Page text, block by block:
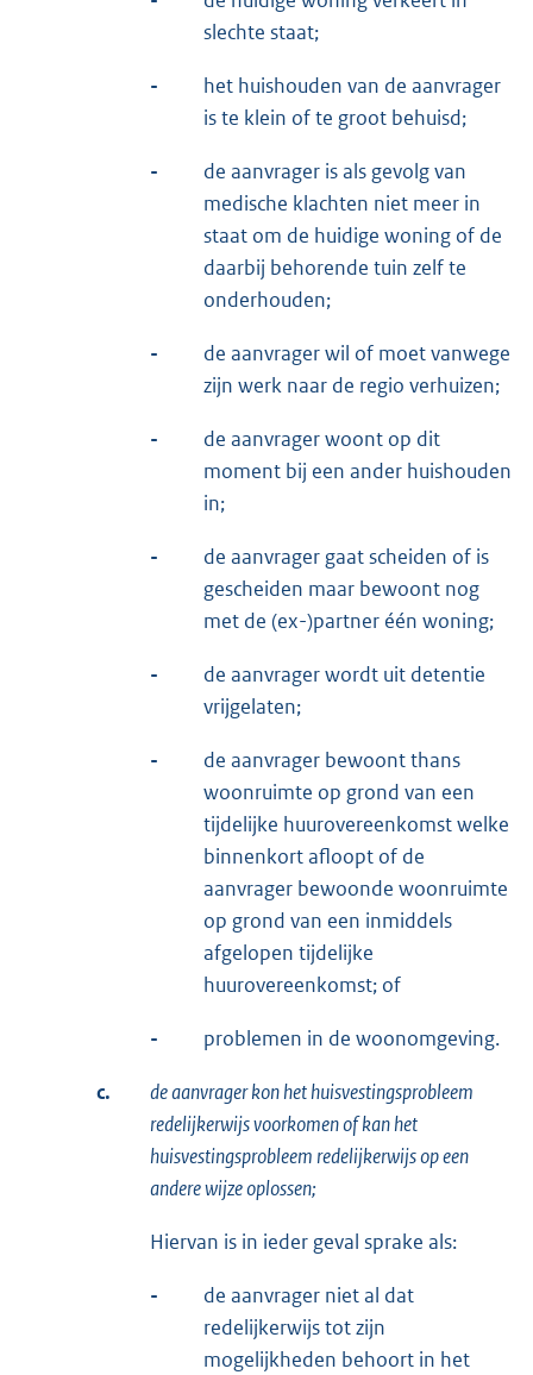
slechte staat;
-
het huishouden van de aanvrager
is te klein of te groot behuisd;
-
de aanvrager is als gevolg van
medische klachten niet meer in
staat om de huidige woning of de
daarbij behorende tuin zelf te
onderhouden;
-
de aanvrager wil of moet vanwege
zijn werk naar de regio verhuizen;
-
de aanvrager woont op dit
moment bij een ander huishouden
in;
-
de aanvrager gaat scheiden of is
gescheiden maar bewoont nog
met de (ex-)partner één woning;
-
de aanvrager wordt uit detentie
vrijgelaten;
-
de aanvrager bewoont thans
woonruimte op grond van een
tijdelijke huurovereenkomst welke
binnenkort afloopt of de
aanvrager bewoonde woonruimte
op grond van een inmiddels
afgelopen tijdelijke
huurovereenkomst; of
- problemen in de woonomgeving.
c.
de aanvrager kon het huisvestingsprobleem
redelijkerwijs voorkomen of kan het
huisvestingsprobleem redelijkerwijs op een
andere wijze oplossen;
Hiervan is in ieder geval sprake als:
-
de aanvrager niet al dat
redelijkerwijs tot zijn
mogelijkheden behoort in het